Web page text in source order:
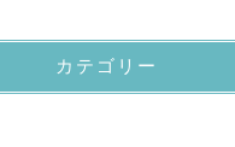
カテゴリー